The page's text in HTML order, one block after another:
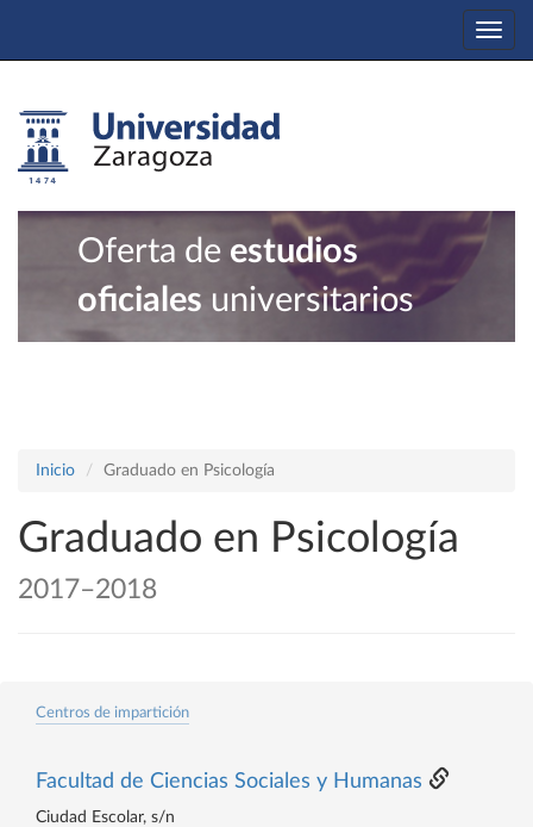
Oferta de estudios
oficiales universitarios
Inicio Graduado en Psicología
Graduado en Psicología
2017–2018
Centros de impartición
Facultad de Ciencias Sociales y Humanas
Ciudad Escolar, s/n